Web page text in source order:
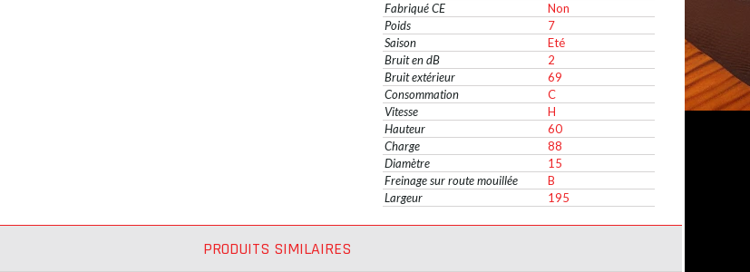
Fabriqué CE
Non
Poids
7
Saison
Eté
Bruit en dB
2
Bruit extérieur
69
Consommation
C
Vitesse
H
Hauteur
60
Charge
88
Diamètre
15
Freinage sur route mouillée
B
Largeur
195
PRODUITS SIMILAIRES